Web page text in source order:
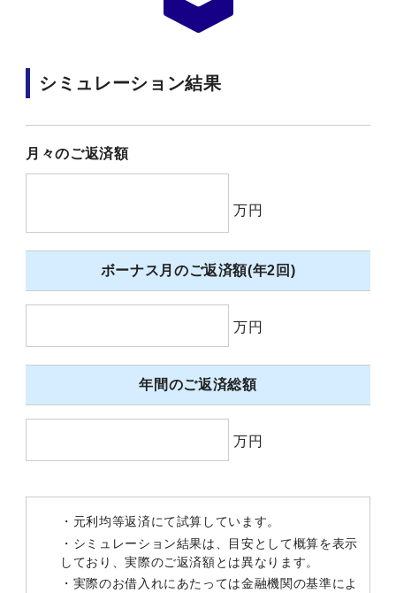
シミュレーション結果
月々のご返済額
万円
ボーナス月のご返済額(年2回)
万円
年間のご返済総額
万円
・元利均等返済にて試算しています。
・シミュレーション結果は、目安として概算を表示
しており、実際のご返済額とは異なります。
・実際のお借入れにあたっては金融機関の基準によ